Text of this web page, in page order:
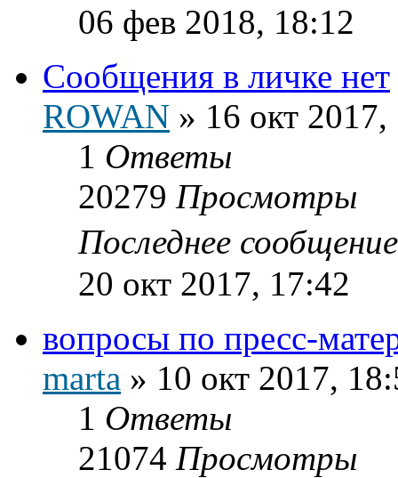
06 фев 2018, 18:12
Сообщения в личке нет
ROWAN » 16 окт
1 Ответы
20279 Просмотры
Последнее
20 окт 2017, 17:42
вопросы по пресс-
marta » 10 окт 2017,
1 Ответы
21074 Просмотры